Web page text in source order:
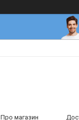
Про магазин